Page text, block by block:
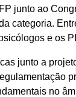
junto ao
categoria.
e os
junto a
no